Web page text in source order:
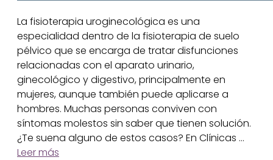
La fisioterapia uroginecológica es una
especialidad dentro de la fisioterapia de suelo
pélvico que se encarga de tratar disfunciones
relacionadas con el aparato urinario,
ginecológico y digestivo, principalmente en
mujeres, aunque también puede aplicarse a
hombres. Muchas personas conviven con
síntomas molestos sin saber que tienen solución.
¿Te suena alguno de estos casos? En Clínicas …
Leer más